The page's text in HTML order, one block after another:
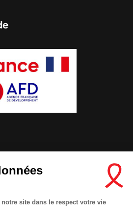
site dans le respect votre vie